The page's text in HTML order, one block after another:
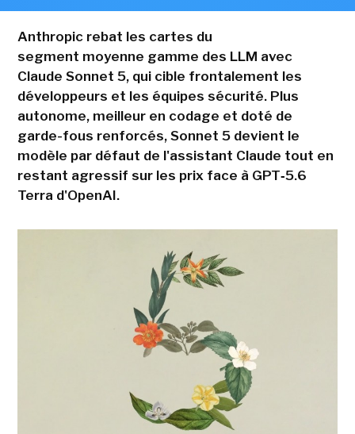
Anthropic rebat les cartes du
segment moyenne gamme des LLM avec
Claude Sonnet 5, qui cible frontalement les
développeurs et les équipes sécurité. Plus
autonome, meilleur en codage et doté de
garde-fous renforcés, Sonnet 5 devient le
modèle par défaut de l'assistant Claude tout en
restant agressif sur les prix face à GPT‑5.6
Terra d'OpenAI.